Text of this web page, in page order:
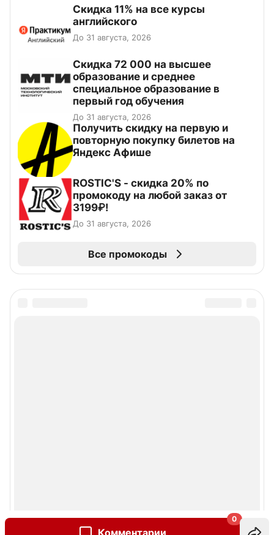
Комментарии
0
Скидка 11% на все курсы
английского
До 31 августа, 2026
Скидка 72 000 на высшее
образование и среднее
специальное образование в
первый год обучения
До 31 августа, 2026
Получить скидку на первую и
повторную покупку билетов на
Яндекс Афише
ROSTIC'S - скидка 20% по
промокоду на любой заказ от
3199₽!
До 31 августа, 2026
Все промокоды